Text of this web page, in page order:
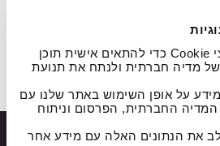
אנחנו משתמשים בקובצי Cookie כדי להתאים אישית תוכן
של מדיה חברתית ולנתח את תנועת
על אופן השימוש באתר שלנו עם
החברתית, הפרסום וניתוח
את הנתונים האלה עם מידע אחר
Two/Three Recordings (Audio/